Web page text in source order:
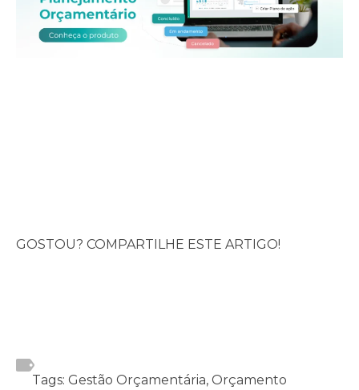
GOSTOU? COMPARTILHE ESTE ARTIGO!
Tags: Gestão Orçamentária, Orçamento